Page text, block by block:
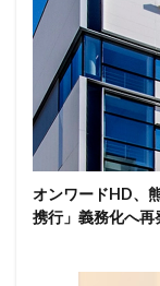
オンワードHD、
携行」義務化へ再